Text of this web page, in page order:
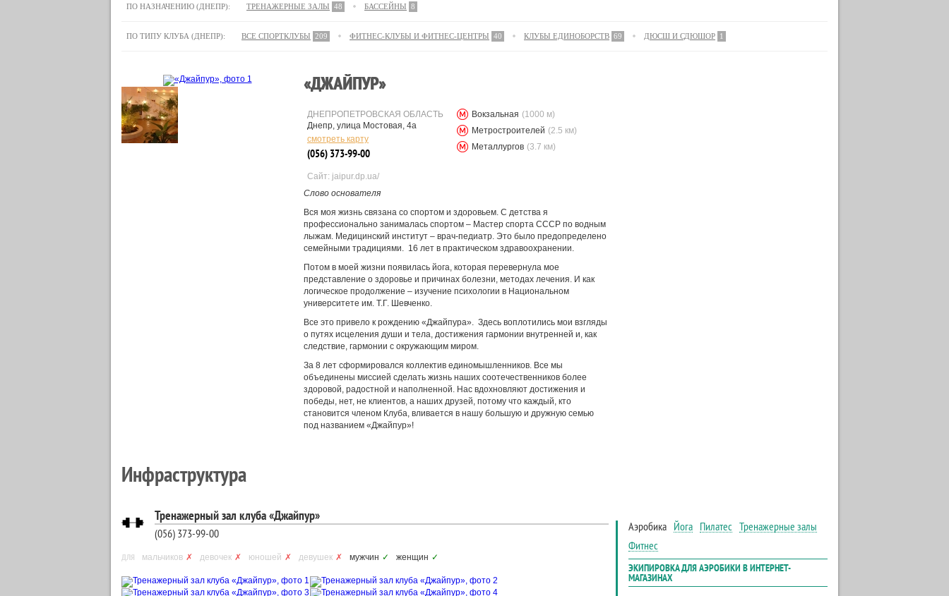
ПО НАЗНАЧЕНИЮ (ДНЕПР): ТРЕНАЖЕРНЫЕ ЗАЛЫ 48 БАССЕЙНЫ 8
ПО ТИПУ КЛУБА (ДНЕПР): ВСЕ СПОРТКЛУБЫ 209 ФИТНЕС-КЛУБЫ И ФИТНЕС-ЦЕНТРЫ 40 КЛУБЫ ЕДИНОБОРСТВ 69 ДЮСШ И СДЮШОР 1
«ДЖАЙПУР»
ДНЕПРОПЕТРОВСКАЯ ОБЛАСТЬ
Днепр, улица Мостовая, 4а
смотреть карту
(056) 373-99-00
Сайт: jaipur.dp.ua/
Вокзальная (1000 м)
Метростроителей (2.5 км)
Металлургов (3.7 км)
Слово основателя
Вся моя жизнь связана со спортом и здоровьем. С детства я
профессионально занималась спортом – Мастер спорта СССР по водным
лыжам. Медицинский институт – врач-педиатр. Это было предопределено
семейными традициями. 16 лет в практическом здравоохранении.
Потом в моей жизни появилась йога, которая перевернула мое
представление о здоровье и причинах болезни, методах лечения. И как
логическое продолжение – изучение психологии в Национальном
университете им. Т.Г. Шевченко.
Все это привело к рождению «Джайпура». Здесь воплотились мои взгляды
о путях исцеления души и тела, достижения гармонии внутренней и, как
следствие, гармонии с окружающим миром.
За 8 лет сформировался коллектив единомышленников. Все мы
объединены миссией сделать жизнь наших соотечественников более
здоровой, радостной и наполненной. Нас вдохновляют достижения и
победы, нет, не клиентов, а наших друзей, потому что каждый, кто
становится членом Клуба, вливается в нашу большую и дружную семью
под названием «Джайпур»!
Инфраструктура
Тренажерный зал клуба «Джайпур»
(056) 373-99-00
ДЛЯ мальчиков ✗ девочек ✗ юношей ✗ девушек ✗ мужчин ✓ женщин ✓
Аэробика Йога Пилатес Тренажерные залы
Фитнес